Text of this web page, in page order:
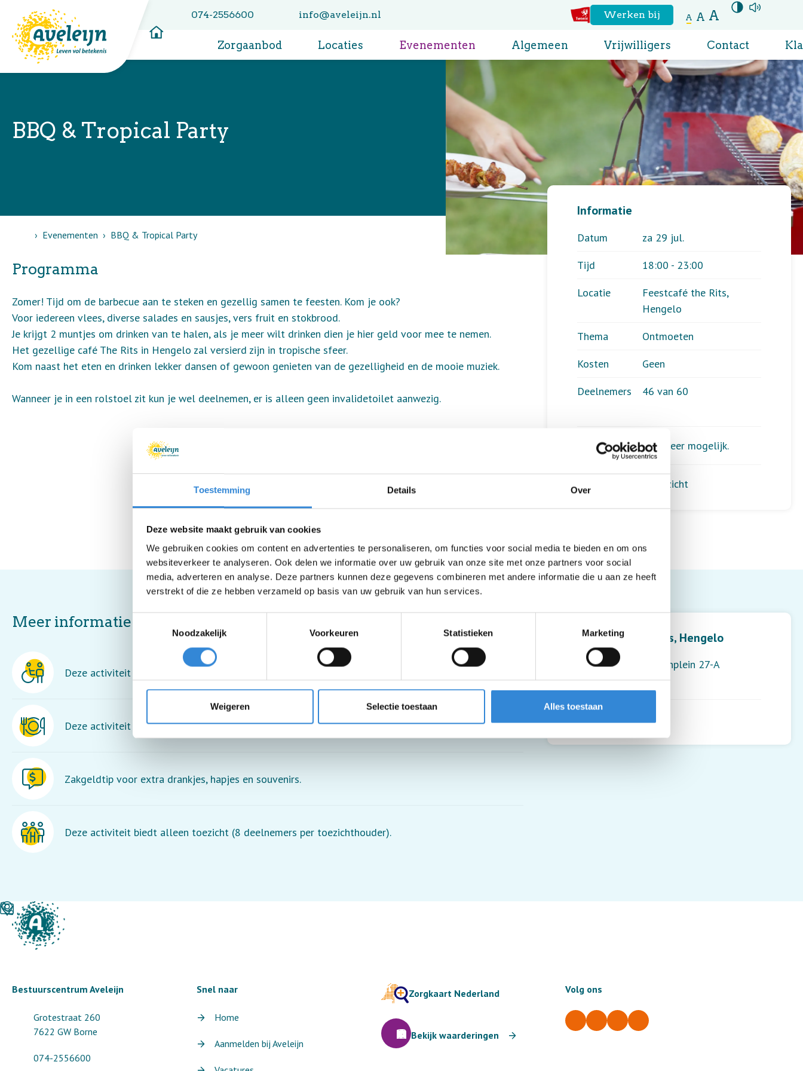
Toestemming Details Over
Deze website maakt gebruik van cookies
We gebruiken cookies om content en advertenties te personaliseren, om functies voor social media te bieden en om ons
websiteverkeer te analyseren. Ook delen we informatie over uw gebruik van onze site met onze partners voor social
media, adverteren en analyse. Deze partners kunnen deze gegevens combineren met andere informatie die u aan ze heeft
verstrekt of die ze hebben verzameld op basis van uw gebruik van hun services.
Noodzakelijk
Voorkeuren Statistieken Marketing
Weigeren Selectie toestaan Alles toestaan
074-2556600
info@aveleijn.nl
website
Werken bij A A A Hoog contrast
aanzetten
Zorgaanbod Locaties Evenementen Algemeen Vrijwilligers Contact
BBQ & Tropical Party
HomeEvenementen BBQ & Tropical Party
Informatie
Datum
za 29 jul.
Tijd
18:00 - 23:00
Locatie
Feestcafé the Rits,
Hengelo
Thema
Ontmoeten
Kosten
Geen
Deelnemers
46 van 60
Aanmelden is niet meer mogelijk.
Terug naar het overzicht
Programma
Zomer! Tijd om de barbecue aan te steken en gezellig samen te feesten. Kom je ook?
Voor iedereen vlees, diverse salades en sausjes, vers fruit en stokbrood.
Je krijgt 2 muntjes om drinken van te halen, als je meer wilt drinken dien je hier geld voor mee te nemen.
Het gezellige café The Rits in Hengelo zal versierd zijn in tropische sfeer.
Kom naast het eten en drinken lekker dansen of gewoon genieten van de gezelligheid en de mooie muziek.
Wanneer je in een rolstoel zit kun je wel deelnemen, er is alleen geen invalidetoilet aanwezig.
Feestcafé the Rits, Hengelo
Burgemeester Jansenplein 27-A
7551 ED,Hengelo
Routebeschrijving
Meer informatie
Deze activiteit is rolstoel toegankelijk maar je moet wel in en uit de rolstoel kunnen stappen.
Deze activiteit is inclusief diner en een drankje.
Zakgeldtip voor extra drankjes, hapjes en souvenirs.
Deze activiteit biedt alleen toezicht (8 deelnemers per toezichthouder).
Bestuurscentrum Aveleijn
Grotestraat 260
7622 GW Borne
074-2556600
Snel naar
Home
Aanmelden bij Aveleijn
Zorgkaart Nederland
Bekijk waarderingen
Volg ons